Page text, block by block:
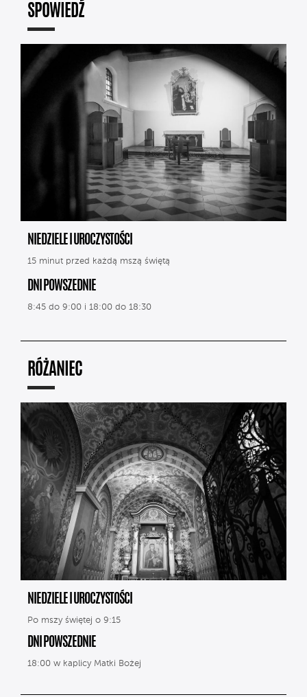
SPOWIEDŹ
NIEDZIELE I UROCZYSTOŚCI
15 minut przed każdą mszą świętą
DNI POWSZEDNIE
8:45 do 9:00 i 18:00 do 18:30
RÓŻANIEC
NIEDZIELE I UROCZYSTOŚCI
Po mszy świętej o 9:15
DNI POWSZEDNIE
18:00 w kaplicy Matki Bożej